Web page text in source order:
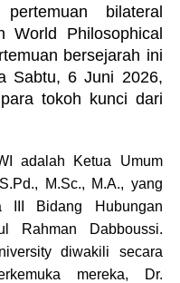
bilateral
World Philosophical
bersejarah ini
Sabtu, 6 Juni 2026,
tokoh kunci dari
adalah Ketua Umum
M.Sc., M.A., yang
III Bidang Hubungan
Rahman Dabboussi.
diwakili secara
mereka, Dr.